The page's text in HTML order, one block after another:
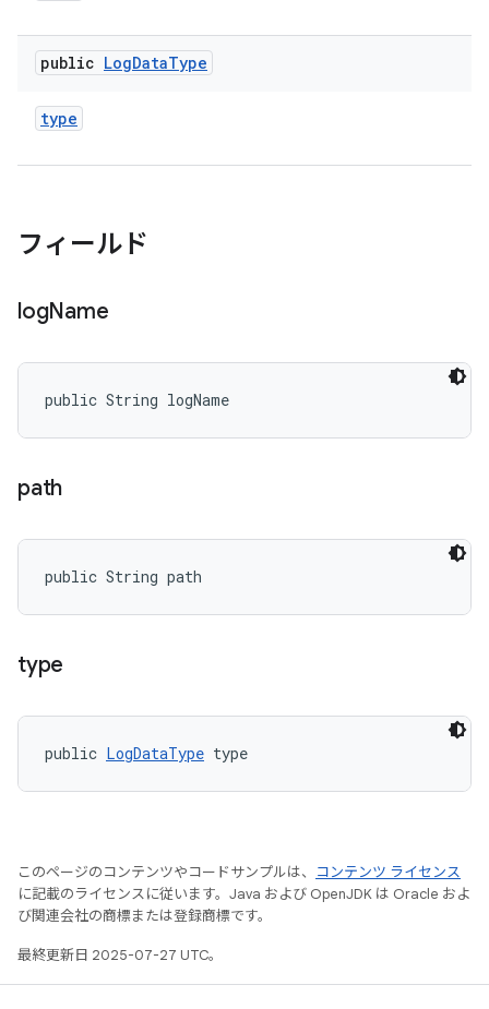
public LogDataType
type
フィールド
logName
public String logName
path
public String path
type
public LogDataType type
このページのコンテンツやコードサンプルは、
コンテンツ ライセンス
に記載のライセンスに従います。Java および OpenJDK は Oracle およ
び関連会社の商標または登録商標です。
最終更新日 2025-07-27 UTC。